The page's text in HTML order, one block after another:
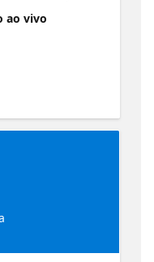
para
DevOps e no
na entrega
ao vivo